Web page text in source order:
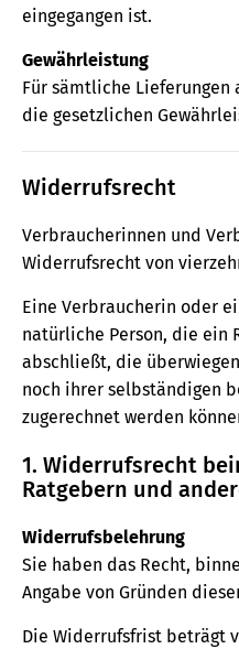
eingegangen ist.
Gewährleistung
Für sämtliche Lieferungen
die gesetzlichen
Widerrufsrecht
Verbraucherinnen und
Widerrufsrecht von
Eine Verbraucherin oder
natürliche Person, die ein
abschließt, die
noch ihrer selbständigen
zugerechnet werden
1. Widerrufsrecht
Ratgebern und
Widerrufsbelehrung
Sie haben das Recht,
Angabe von Gründen
Die Widerrufsfrist beträgt